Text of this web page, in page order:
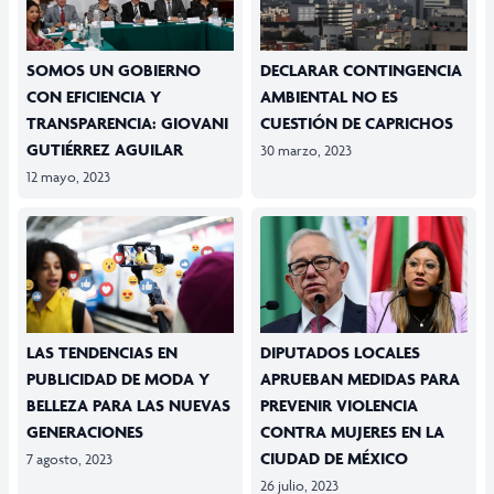
SOMOS UN GOBIERNO
CON EFICIENCIA Y
TRANSPARENCIA: GIOVANI
GUTIÉRREZ AGUILAR
12 mayo, 2023
DECLARAR CONTINGENCIA
AMBIENTAL NO ES
CUESTIÓN DE CAPRICHOS
30 marzo, 2023
LAS TENDENCIAS EN
PUBLICIDAD DE MODA Y
BELLEZA PARA LAS NUEVAS
GENERACIONES
7 agosto, 2023
DIPUTADOS LOCALES
APRUEBAN MEDIDAS PARA
PREVENIR VIOLENCIA
CONTRA MUJERES EN LA
CIUDAD DE MÉXICO
26 julio, 2023